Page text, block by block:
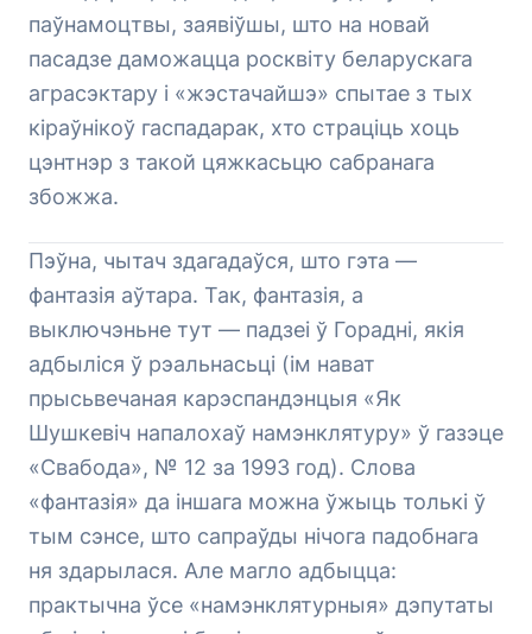
паўнамоцтвы, заявіўшы, што на новай
пасадзе даможацца росквіту беларускага
аграсэктару і «жэстачайшэ» спытае з тых
кіраўнікоў гаспадарак, хто страціць хоць
цэнтнэр з такой цяжкасьцю сабранага
збожжа.
Пэўна, чытач здагадаўся, што гэта —
фантазія аўтара. Так, фантазія, а
выключэньне тут — падзеі ў Горадні, якія
адбыліся ў рэальнасьці (ім нават
прысьвечаная карэспандэнцыя «Як
Шушкевіч напалохаў намэнклятуру» ў газэце
«Свабода», № 12 за 1993 год). Слова
«фантазія» да іншага можна ўжыць толькі ў
тым сэнсе, што сапраўды нічога падобнага
ня здарылася. Але магло адбыцца:
практычна ўсе «намэнклятурныя» дэпутаты